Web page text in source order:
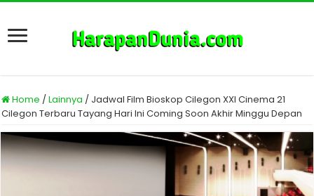
Home /Lainnya / Jadwal Film Bioskop Cilegon XXI Cinema 21
Cilegon Terbaru Tayang Hari Ini Coming Soon Akhir Minggu Depan